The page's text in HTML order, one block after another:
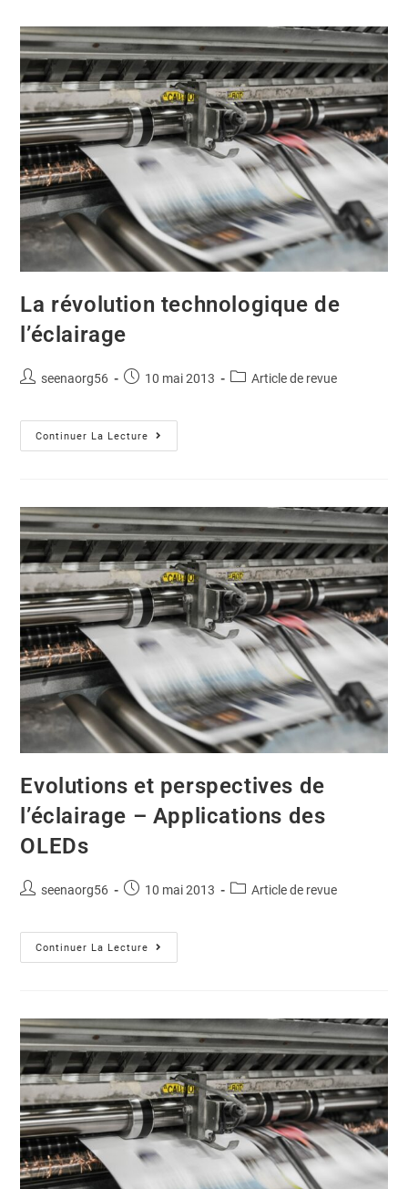
La révolution technologique de
l’éclairage
seenaorg56 10 mai 2013 Article de revue
Continuer La Lecture
Evolutions et perspectives de
l’éclairage – Applications des
OLEDs
seenaorg56 10 mai 2013 Article de revue
Continuer La Lecture